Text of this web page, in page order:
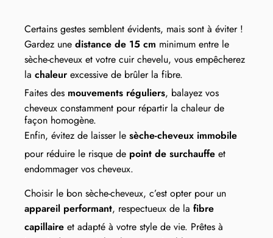
Certains gestes semblent évidents, mais sont à éviter !
Gardez une distance de 15 cm minimum entre le
sèche-cheveux et votre cuir chevelu, vous empêcherez
la chaleur excessive de brûler la fibre.
Faites des mouvements réguliers, balayez vos
cheveux constamment pour répartir la chaleur de
façon homogène.
Enfin, évitez de laisser le sèche-cheveux immobile
pour réduire le risque de point de surchauffe et
endommager vos cheveux.
Choisir le bon sèche-cheveux, c’est opter pour un
appareil performant, respectueux de la fibre
capillaire et adapté à votre style de vie. Prêtes à